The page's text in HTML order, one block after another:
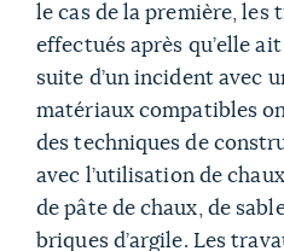
le cas de la première, les
effectués après qu’elle
suite d’un incident avec
matériaux compatibles
des techniques de
avec l’utilisation de
de pâte de chaux, de
briques d’argile. Les